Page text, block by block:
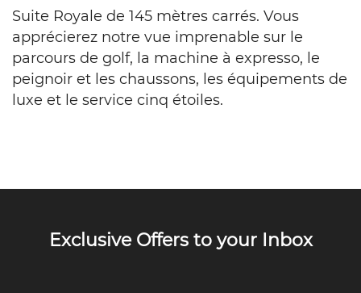
Suite Royale de 145 mètres carrés. Vous
apprécierez notre vue imprenable sur le
parcours de golf, la machine à expresso, le
peignoir et les chaussons, les équipements de
luxe et le service cinq étoiles.